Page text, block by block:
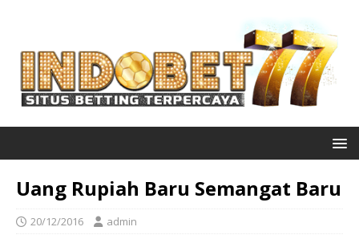
Uang Rupiah Baru Semangat Baru
20/12/2016 admin